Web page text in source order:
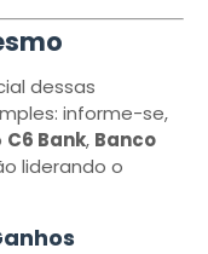
dessas
informe-se,
C6 Bank, Banco
liderando o